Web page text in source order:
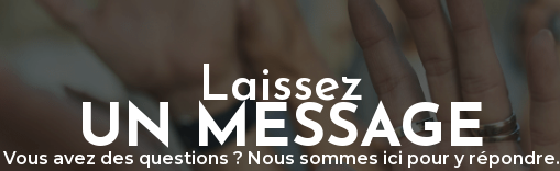
Laissez
UN MESSAGE
Vous avez des questions ? Nous sommes ici pour y répondre.